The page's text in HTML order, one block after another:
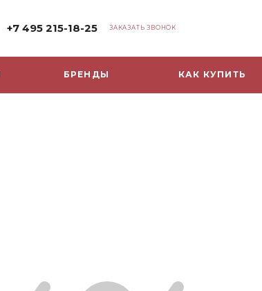
+7 495 215-18-25 ЗАКАЗАТЬ ЗВОНОК
БРЕНДЫ КАК КУПИТЬ